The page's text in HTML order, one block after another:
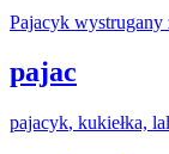
Pajacyk wystrugany
pajac
pajacyk, kukiełka,